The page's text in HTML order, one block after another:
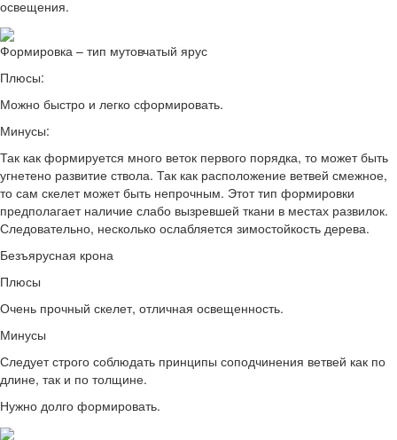
освещения.
Формировка – тип мутовчатый ярус
Плюсы:
Можно быстро и легко сформировать.
Минусы:
Так как формируется много веток первого порядка, то может быть
угнетено развитие ствола. Так как расположение ветвей смежное,
то сам скелет может быть непрочным. Этот тип формировки
предполагает наличие слабо вызревшей ткани в местах развилок.
Следовательно, несколько ослабляется зимостойкость дерева.
Безъярусная крона
Плюсы
Очень прочный скелет, отличная освещенность.
Минусы
Следует строго соблюдать принципы соподчинения ветвей как по
длине, так и по толщине.
Нужно долго формировать.